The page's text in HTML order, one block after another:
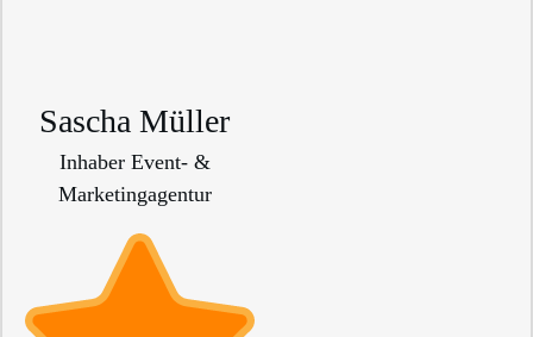
Sascha Müller
Inhaber Event- &
Marketingagentur